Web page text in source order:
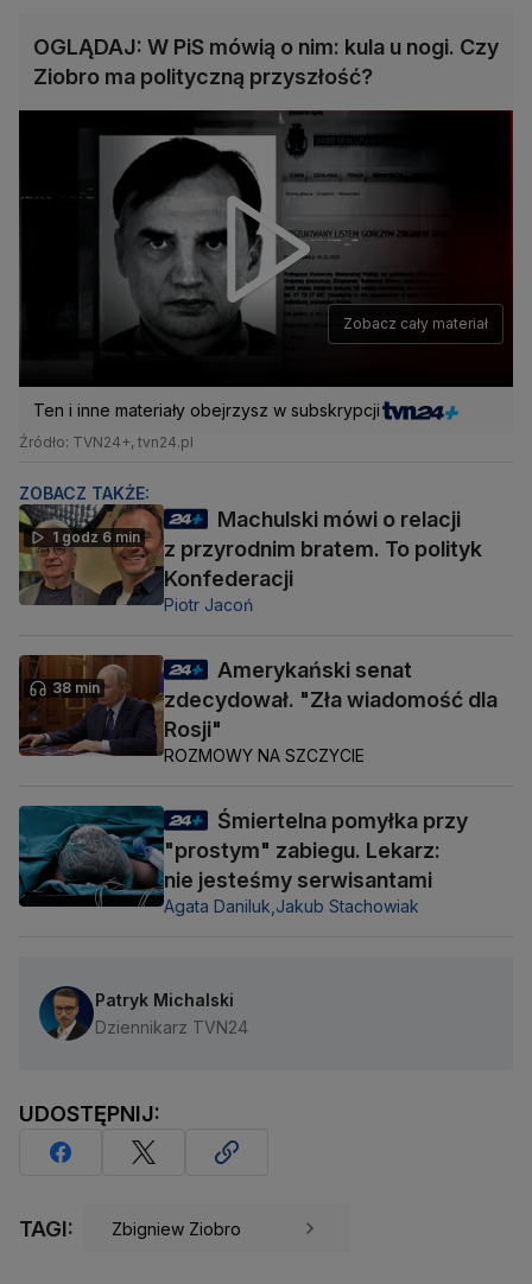
OGLĄDAJ: W PiS mówią o nim: kula u nogi. Czy
Ziobro ma polityczną przyszłość?
Zobacz cały materiał
Ten i inne materiały obejrzysz w subskrypcji
Źródło: TVN24+, tvn24.pl
ZOBACZ TAKŻE:
1 godz 6 min
Machulski mówi o relacji
z przyrodnim bratem. To polityk
Konfederacji
Piotr Jacoń
38 min
Amerykański senat
zdecydował. "Zła wiadomość dla
Rosji"
ROZMOWY NA SZCZYCIE
Śmiertelna pomyłka przy
"prostym" zabiegu. Lekarz:
nie jesteśmy serwisantami
Agata Daniluk, Jakub Stachowiak
Patryk Michalski
Dziennikarz TVN24
UDOSTĘPNIJ:
TAGI: Zbigniew Ziobro